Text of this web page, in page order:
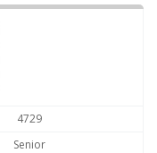
4729
Senior